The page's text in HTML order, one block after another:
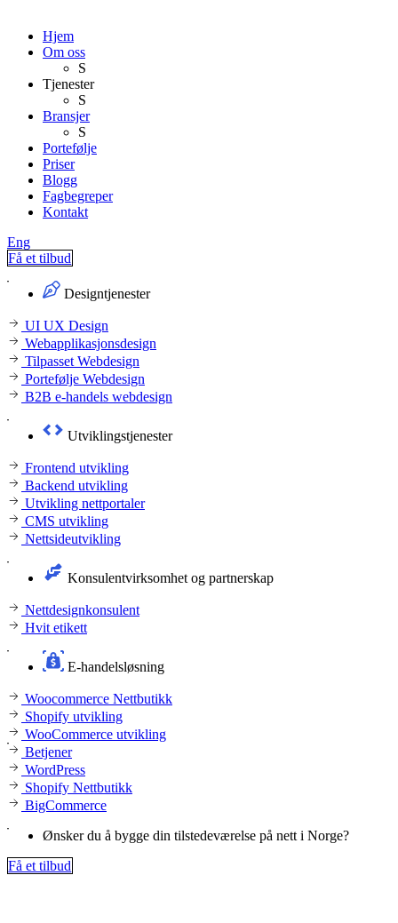
Hjem
Om oss
S
Tjenester
S
Bransjer
S
Portefølje
Priser
Blogg
Fagbegreper
Kontakt
Eng
Få et tilbud
Designtjenester
UI UX Design
Webapplikasjonsdesign
Tilpasset Webdesign
Portefølje Webdesign
B2B e-handels webdesign
Utviklingstjenester
Frontend utvikling
Backend utvikling
Utvikling nettportaler
CMS utvikling
Nettsideutvikling
Konsulentvirksomhet og partnerskap
Nettdesignkonsulent
Hvit etikett
E-handelsløsning
Woocommerce Nettbutikk
Shopify utvikling
WooCommerce utvikling
Betjener
WordPress
Shopify Nettbutikk
BigCommerce
Ønsker du å bygge din tilstedeværelse på nett i Norge?
Få et tilbud